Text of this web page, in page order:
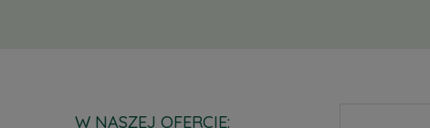
W NASZEJ OFERCIE: